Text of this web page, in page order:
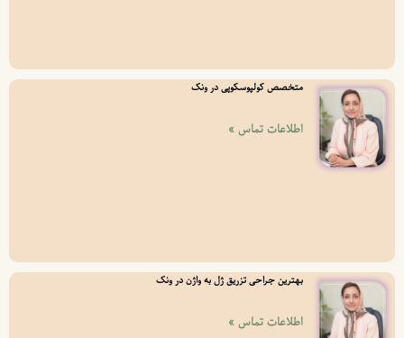
متخصص کولپوسکوپی در ونک
اطلاعات تماس »
بهترین جراحی تزریق ژل به واژن در ونک
اطلاعات تماس »